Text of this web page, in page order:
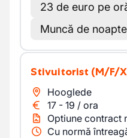
23 de euro pe
Muncă de noapte
Stivuitorist (M/F/
Hooglede
17 - 19 / ora
Optiune contract
Cu normă